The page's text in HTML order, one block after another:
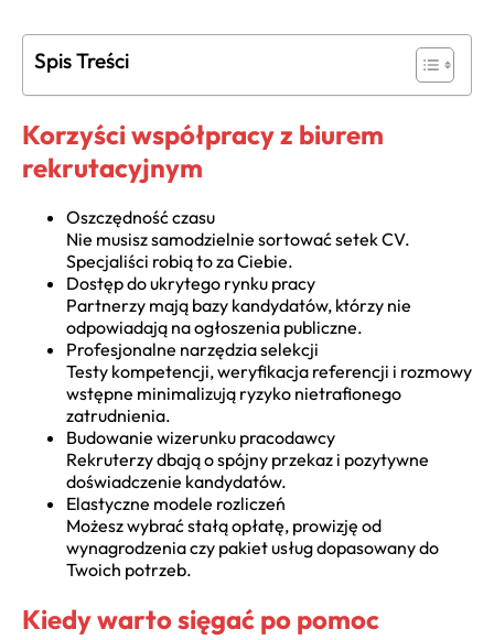
Spis Treści
Korzyści współpracy z biurem
rekrutacyjnym
Oszczędność czasu
Nie musisz samodzielnie sortować setek CV.
Specjaliści robią to za Ciebie.
Dostęp do ukrytego rynku pracy
Partnerzy mają bazy kandydatów, którzy nie
odpowiadają na ogłoszenia publiczne.
Profesjonalne narzędzia selekcji
Testy kompetencji, weryfikacja referencji i rozmowy
wstępne minimalizują ryzyko nietrafionego
zatrudnienia.
Budowanie wizerunku pracodawcy
Rekruterzy dbają o spójny przekaz i pozytywne
doświadczenie kandydatów.
Elastyczne modele rozliczeń
Możesz wybrać stałą opłatę, prowizję od
wynagrodzenia czy pakiet usług dopasowany do
Twoich potrzeb.
Kiedy warto sięgać po pomoc